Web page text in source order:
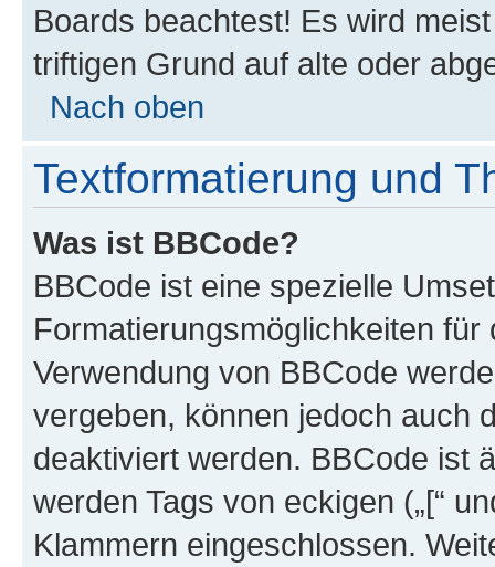
Boards beachtest! Es wird
triftigen Grund auf alte oder
Nach oben
Textformatierung und
Was ist BBCode?
BBCode ist eine spezielle
Formatierungsmöglichkeiten
Verwendung von BBCode
vergeben, können jedoch auch
deaktiviert werden. BBCode ist
werden Tags von eckigen („[“
Klammern eingeschlossen.